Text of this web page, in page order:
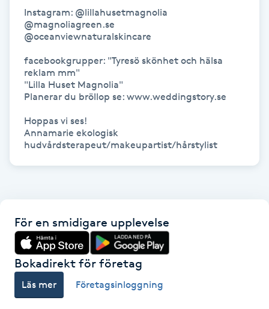
Katun fransar
Kemisk peeling
Keratinbehandling
Kinesiologi
Kiropraktik
Klangmassage
Klippning
Instagram: @lillahusetmagnolia
@magnoliagreen.se
@oceanviewnaturalskincare
facebookgrupper: "Tyresö skönhet och hälsa
reklam mm"
"Lilla Huset Magnolia"
Planerar du bröllop se: www.weddingstory.se
Hoppas vi ses!
Annamarie ekologisk
hudvårdsterapeut/makeupartist/hårstylist
För en smidigare upplevelse
Bokadirekt för företag
Läs mer Företagsinloggning